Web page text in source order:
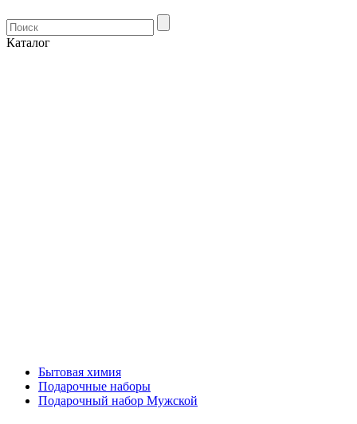
Каталог
Бытовая химия
Подарочные наборы
Подарочный набор Мужской